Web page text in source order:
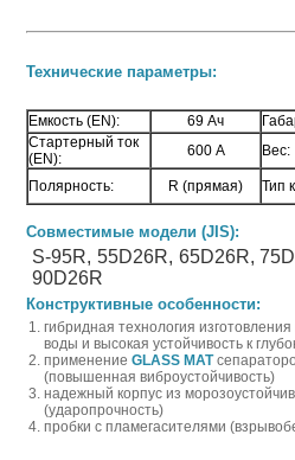
Технические параметры:
Емкость (EN): 69 Ач
Стартерный ток
(EN):
600 А Вес:
Полярность: R (прямая) Тип
Совместимые модели (JIS):
S-95R, 55D26R, 65D26R,
90D26R
Конструктивные особенности:
гибридная технология
воды и высокая устойчивость к
применение GLASS MAT
(повышенная виброустойчивость)
надежный корпус из
(ударопрочность)
пробки с пламегасителями